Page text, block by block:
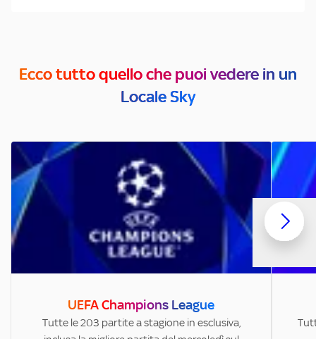
Ecco tutto quello che puoi vedere in un
Locale Sky
UEFA Champions League
Tutte le 203 partite a stagione in esclusiva,